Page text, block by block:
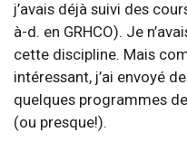
j’avais déjà suivi des
à-d. en GRHCO). Je
cette discipline. Mais
intéressant, j’ai envoyé
quelques programmes
(ou presque!).